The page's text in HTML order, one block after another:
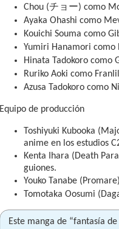
Chou (チョー) como
Ayaka Ohashi como
Kouichi Souma como
Yumiri Hanamori como
Hinata Tadokoro como
Ruriko Aoki como
Azusa Tadokoro como
Equipo de producción
Toshiyuki Kubooka
anime en los estudios
Kenta Ihara (Death
guiones.
Youko Tanabe
Tomotaka Oosumi
Este manga de “fantasía